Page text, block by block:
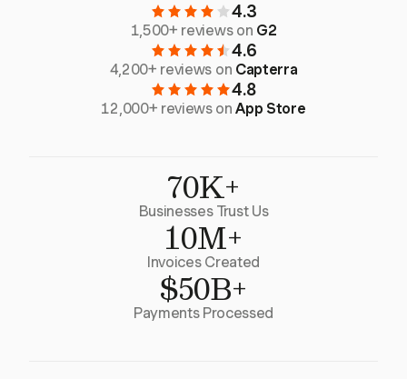
4.3
1,500+ reviews on G2
4.6
4,200+ reviews on Capterra
4.8
12,000+ reviews onApp Store
70K+
Businesses Trust Us
10M+
Invoices Created
$50B+
Payments Processed